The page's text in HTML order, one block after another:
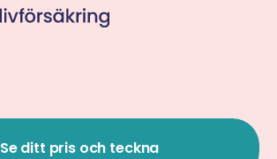
Se ditt pris och teckna